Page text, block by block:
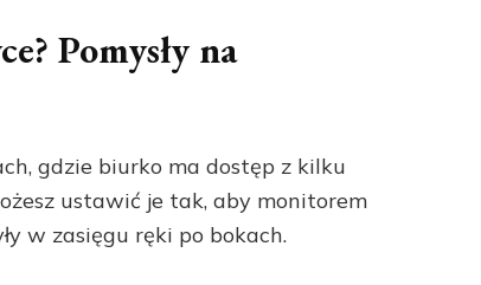
Pomysły na
gdzie biurko ma dostęp z kilku
ustawić je tak, aby monitorem
w zasięgu ręki po bokach.